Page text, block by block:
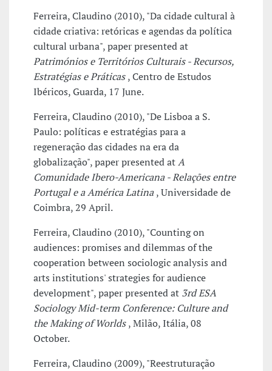
Ferreira, Claudino (2010), "Da cidade cultural à
cidade criativa: retóricas e agendas da política
cultural urbana", paper presented at
Patrimónios e Territórios Culturais - Recursos,
Estratégias e Práticas, Centro de Estudos
Ibéricos, Guarda, 17 June.
Ferreira, Claudino (2010), "De Lisboa a S.
Paulo: políticas e estratégias para a
regeneração das cidades na era da
globalização", paper presented atA
Comunidade Ibero-Americana - Relações entre
Portugal e a América Latina, Universidade de
Coimbra, 29 April.
Ferreira, Claudino (2010), "Counting on
audiences: promises and dilemmas of the
cooperation between sociologic analysis and
arts institutions' strategies for audience
development", paper presented at 3rd ESA
Sociology Mid-term Conference: Culture and
the Making of Worlds, Milão, Itália, 08
October.
Ferreira, Claudino (2009), "Reestruturação